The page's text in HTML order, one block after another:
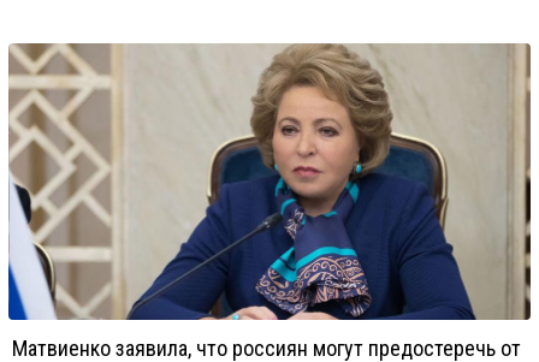
Матвиенко заявила, что россиян могут предостеречь от